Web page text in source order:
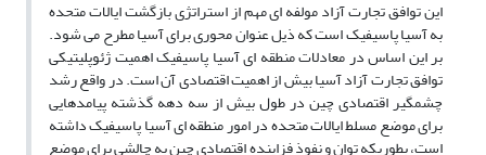
این توافق تجارت آزاد مولفه ای مهم از استراتژی بازگشت ایالات متحده
به آسیا پاسیفیک است که ذیل عنوان محوری برای آسیا مطرح می شود.
بر این اساس در معادلات منطقه ای آسیا پاسیفیک اهمیت ژئوپلیتیکی
توافق تجارت آزاد آسیا بیش از اهمیت اقتصادی آن است. در واقع رشد
چشمگیر اقتصادی چین در طول بیش از سه دهه گذشته پیامدهایی
برای موضع مسلط ایالات متحده در امور منطقه ای آسیا پاسیفیک داشته
است، بطوریکه توان و نفوذ فزاینده اقتصادی چین به چالشی برای موضع